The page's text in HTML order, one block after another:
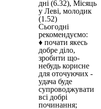
дні (6.32), Місяць
у Леві, молодик
(1.52)
Сьогодні
рекомендуємо:
♦ почати якесь
добре діло,
зробити що-
небудь корисне
для оточуючих -
удача буде
супроводжувати
всі добрі
починання;